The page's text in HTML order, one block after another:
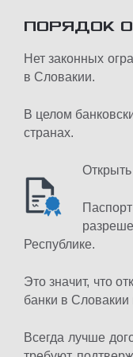
ПОРЯДОК
Нет законных
в Словакии.
В целом
странах.
Республике.
Это значит, что
банки в Словакии
Всегда лучше